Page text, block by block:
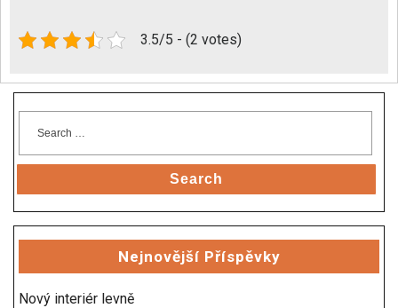
3.5/5 - (2 votes)
Search
Nejnovější Příspěvky
Nový interiér levně